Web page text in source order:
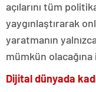
açılarını tüm
yaygınlaştırarak
yaratmanın
mümkün olacağına
Dijital dünyada